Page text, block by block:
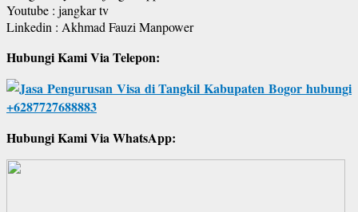
Youtube : jangkar tv
Linkedin : Akhmad Fauzi Manpower
Hubungi Kami Via Telepon:
Hubungi Kami Via WhatsApp: